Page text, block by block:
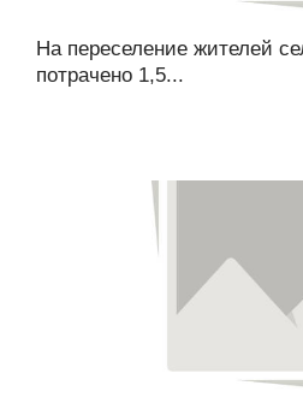
На переселение жителей
потрачено 1,5...